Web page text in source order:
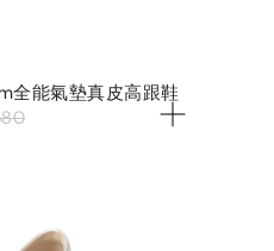
全能氣墊真皮高跟鞋